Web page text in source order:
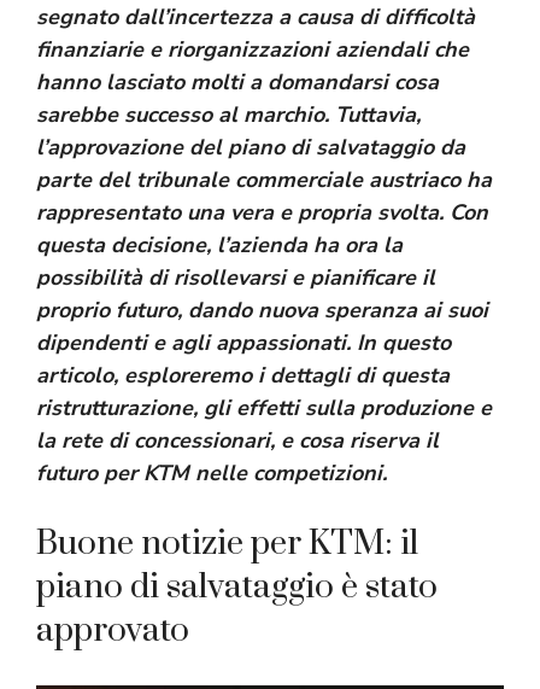
segnato dall’incertezza a causa di difficoltà
finanziarie e riorganizzazioni aziendali che
hanno lasciato molti a domandarsi cosa
sarebbe successo al marchio. Tuttavia,
l’approvazione del piano di salvataggio da
parte del tribunale commerciale austriaco ha
rappresentato una vera e propria svolta. Con
questa decisione, l’azienda ha ora la
possibilità di risollevarsi e pianificare il
proprio futuro, dando nuova speranza ai suoi
dipendenti e agli appassionati. In questo
articolo, esploreremo i dettagli di questa
ristrutturazione, gli effetti sulla produzione e
la rete di concessionari, e cosa riserva il
futuro per KTM nelle competizioni.
Buone notizie per KTM: il
piano di salvataggio è stato
approvato